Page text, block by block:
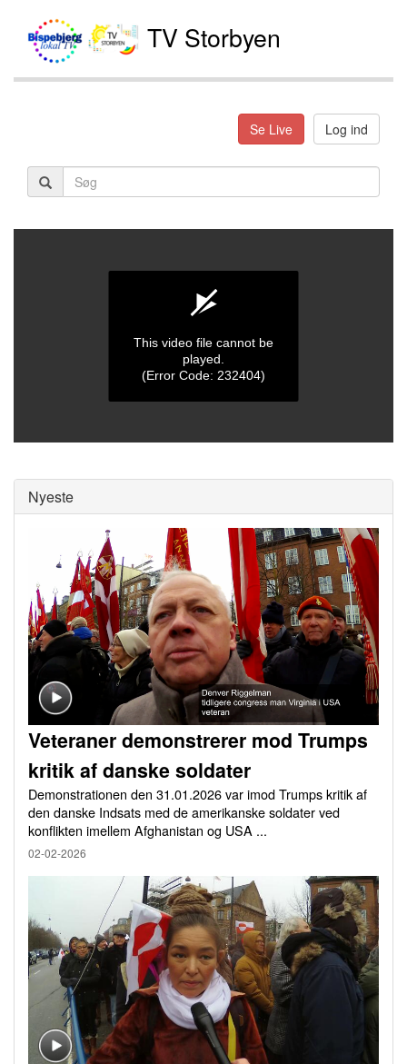
TV Storbyen
Se Live Log ind
of
seconds
This video file cannot be
played.
(Error Code: 232404)
Nyeste
Veteraner demonstrerer mod Trumps
kritik af danske soldater
Demonstrationen den 31.01.2026 var imod Trumps kritik af
den danske Indsats med de amerikanske soldater ved
konflikten imellem Afghanistan og USA ...
02-02-2026